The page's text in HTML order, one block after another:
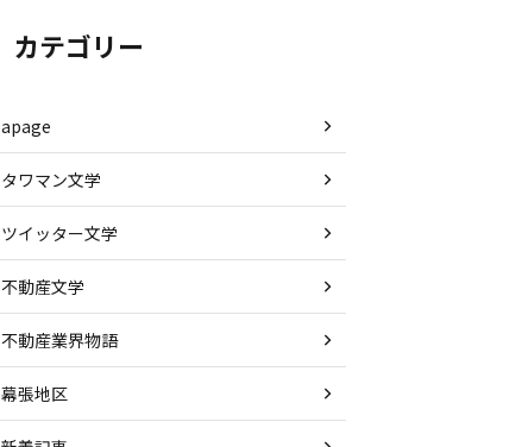
カテゴリー
apage
タワマン文学
ツイッター文学
不動産文学
不動産業界物語
幕張地区